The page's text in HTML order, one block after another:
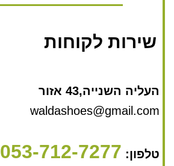
שירות לקוחות
העליה השנייה,43 אזור
waldashoes@gmail.com
טלפון: 053-712-7277